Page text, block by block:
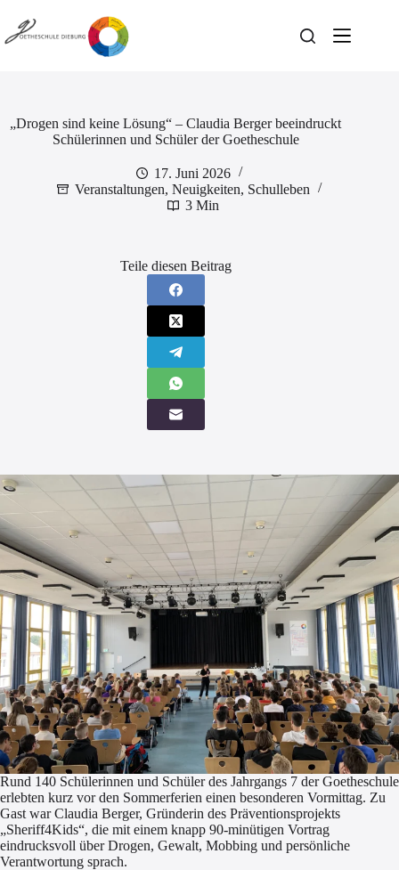
Inhalt
springen
„Drogen sind keine Lösung“ – Claudia Berger beeindruckt
Schülerinnen und Schüler der Goetheschule
17. Juni 2026
Veranstaltungen,Neuigkeiten, Schulleben
3 Min
Teile diesen Beitrag
Rund 140 Schülerinnen und Schüler des Jahrgangs 7 der Goetheschule
erlebten kurz vor den Sommerferien einen besonderen Vormittag. Zu
Gast war Claudia Berger, Gründerin des Präventionsprojekts
„Sheriff4Kids“, die mit einem knapp 90-minütigen Vortrag
eindrucksvoll über Drogen, Gewalt, Mobbing und persönliche
Verantwortung sprach.